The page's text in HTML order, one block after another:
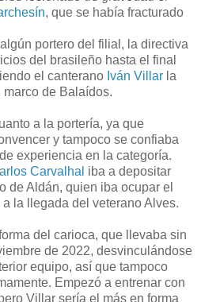
, que se había fracturado
portero del filial, la directiva
del brasileño hasta el final
el canterano Iván Villar la
de Balaídos.
a la portería, ya que
y tampoco se confiaba
experiencia en la categoría.
Carvalhal iba a depositar
de Aldán, quien iba ocupar el
la llegada del veterano Alves.
del carioca, que llevaba sin
de 2022, desvinculándose
equipo, así que tampoco
Empezó a entrenar con
Villar sería el más en forma